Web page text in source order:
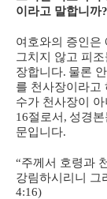
이라고 말합니까?
여호와의 증인은
그치지 않고 피조
장합니다. 물론
를 천사장이라고
수가 천사장이
16절로서 , 성경본
문입니다.
“주께서 호령과
강림하시리니 그
4:16)